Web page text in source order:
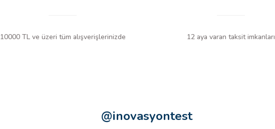
10000 TL ve üzeri tüm alışverişlerinizde 12 aya varan taksit imkanları
@inovasyontest